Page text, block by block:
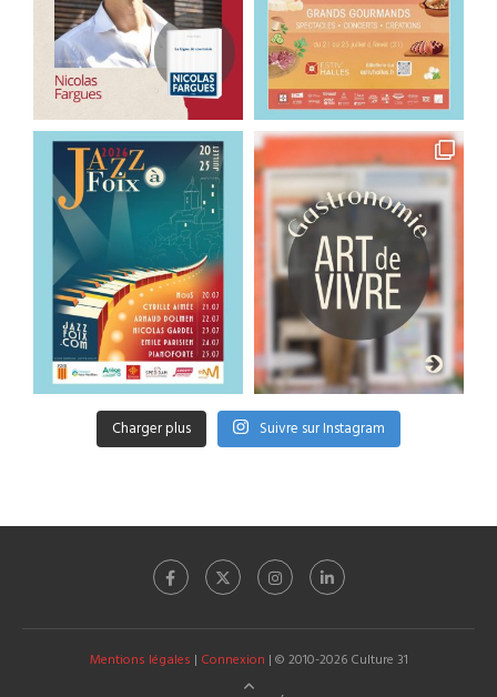
Charger plus Suivre sur Instagram
Mentions légales | Connexion | © 2010-2026 Culture 31